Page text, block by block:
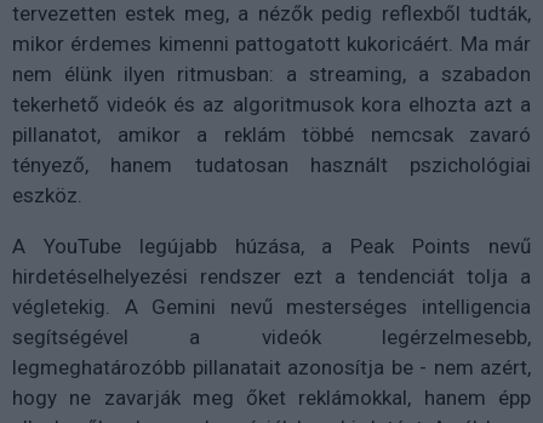
tervezetten estek meg, a nézők pedig reflexből tudták,
mikor érdemes kimenni pattogatott kukoricáért. Ma már
nem élünk ilyen ritmusban: a streaming, a szabadon
tekerhető videók és az algoritmusok kora elhozta azt a
pillanatot, amikor a reklám többé nemcsak zavaró
tényező, hanem tudatosan használt pszichológiai
eszköz.
A YouTube legújabb húzása, a Peak Points nevű
hirdetéselhelyezési rendszer ezt a tendenciát tolja a
végletekig. A Gemini nevű mesterséges intelligencia
segítségével a videók legérzelmesebb,
legmeghatározóbb pillanatait azonosítja be - nem azért,
hogy ne zavarják meg őket reklámokkal, hanem épp